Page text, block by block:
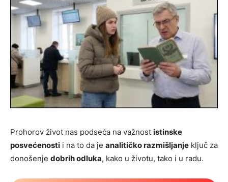
Prohorov život nas podseća na važnost istinske
posvećenosti i na to da je analitičko razmišljanje ključ za
donošenje dobrih odluka, kako u životu, tako i u radu.